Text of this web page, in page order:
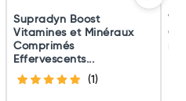
Supradyn Boost
Vitamines et Minéraux
Comprimés
Effervescents...
(1)